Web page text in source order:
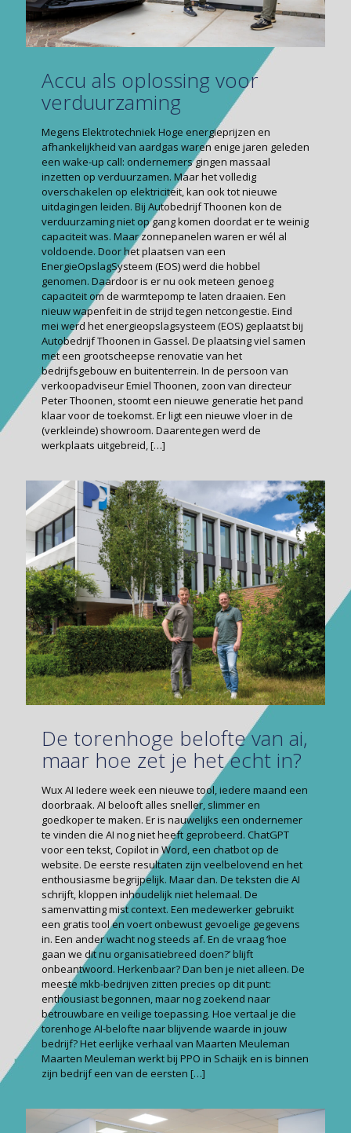
Accu als oplossing voor
verduurzaming
Megens Elektrotechniek Hoge energieprijzen en
afhankelijkheid van aardgas waren enige jaren geleden
een wake-up call: ondernemers gingen massaal
inzetten op verduurzamen. Maar het volledig
overschakelen op elektriciteit, kan ook tot nieuwe
uitdagingen leiden. Bij Autobedrijf Thoonen kon de
verduurzaming niet op gang komen doordat er te weinig
capaciteit was. Maar zonnepanelen waren er wél al
voldoende. Door het plaatsen van een
EnergieOpslagSysteem (EOS) werd die hobbel
genomen. Daardoor is er nu ook meteen genoeg
capaciteit om de warmtepomp te laten draaien. Een
nieuw wapenfeit in de strijd tegen netcongestie. Eind
mei werd het energieopslagsysteem (EOS) geplaatst bij
Autobedrijf Thoonen in Gassel. De plaatsing viel samen
met een grootscheepse renovatie van het
bedrijfsgebouw en buitenterrein. In de persoon van
verkoopadviseur Emiel Thoonen, zoon van directeur
Peter Thoonen, stoomt een nieuwe generatie het pand
klaar voor de toekomst. Er ligt een nieuwe vloer in de
(verkleinde) showroom. Daarentegen werd de
werkplaats uitgebreid,[…]
De torenhoge belofte van ai,
maar hoe zet je het echt in?
Wux AI Iedere week een nieuwe tool, iedere maand een
doorbraak. AI belooft alles sneller, slimmer en
goedkoper te maken. Er is nauwelijks een ondernemer
te vinden die AI nog niet heeft geprobeerd. ChatGPT
voor een tekst, Copilot in Word, een chatbot op de
website. De eerste resultaten zijn veelbelovend en het
enthousiasme begrijpelijk. Maar dan. De teksten die AI
schrijft, kloppen inhoudelijk niet helemaal. De
samenvatting mist context. Een medewerker gebruikt
een gratis tool en voert onbewust gevoelige gegevens
in. Een ander wacht nog steeds af. En de vraag ‘hoe
gaan we dit nu organisatiebreed doen?’ blijft
onbeantwoord. Herkenbaar? Dan ben je niet alleen. De
meeste mkb-bedrijven zitten precies op dit punt:
enthousiast begonnen, maar nog zoekend naar
betrouwbare en veilige toepassing. Hoe vertaal je die
torenhoge AI-belofte naar blijvende waarde in jouw
bedrijf? Het eerlijke verhaal van Maarten Meuleman
Maarten Meuleman werkt bij PPO in Schaijk en is binnen
zijn bedrijf een van de eersten […]